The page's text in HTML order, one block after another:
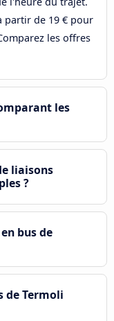
partir de 19 € pour
les offres
les
liaisons
?
bus de
de Termoli